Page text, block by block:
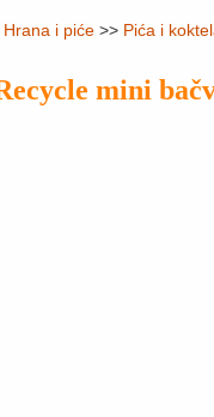
Hrana i piće >> Pića i
mini